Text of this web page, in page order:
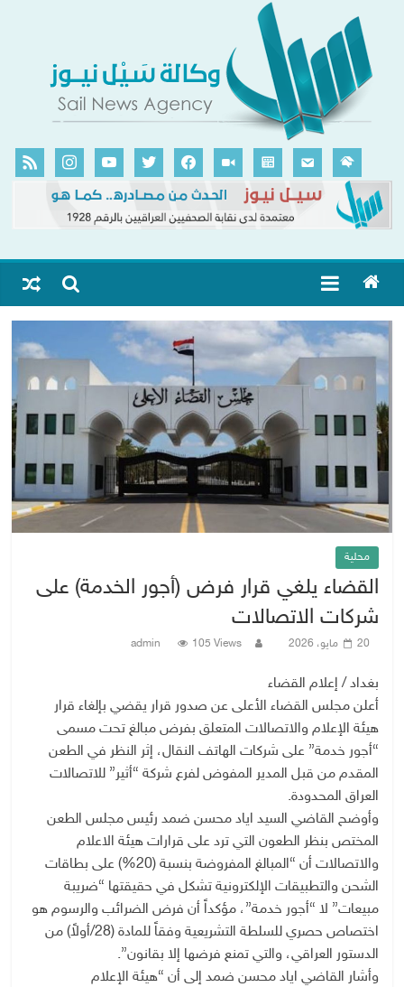
محلية
القضاء يلغي قرار فرض (أجور الخدمة) على
شركات الاتصالات
20 مايو، 2026 admin 105 Views
بغداد / إعلام القضاء
أعلن مجلس القضاء الأعلى عن صدور قرار يقضي بإلغاء قرار
هيئة الإعلام والاتصالات المتعلق بفرض مبالغ تحت مسمى
“أجور خدمة” على شركات الهاتف النقال، إثر النظر في الطعن
المقدم من قبل المدير المفوض لفرع شركة “أثير” للاتصالات
العراق المحدودة.
وأوضح القاضي السيد اياد محسن ضمد رئيس مجلس الطعن
المختص بنظر الطعون التي ترد على قرارات هيئة الاعلام
والاتصالات أن “المبالغ المفروضة بنسبة (20%) على بطاقات
الشحن والتطبيقات الإلكترونية تشكل في حقيقتها “ضريبة
مبيعات” لا “أجور خدمة”، مؤكداً أن فرض الضرائب والرسوم هو
اختصاص حصري للسلطة التشريعية وفقاً للمادة (28/أولاً) من
الدستور العراقي، والتي تمنع فرضها إلا بقانون”.
وأشار القاضي اياد محسن ضمد إلى أن “هيئة الإعلام